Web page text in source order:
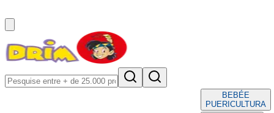
BEBÉE
PUERICULTURA